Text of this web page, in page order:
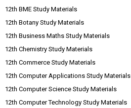
12th BME Study Materials
12th Botany Study Materials
12th Business Maths Study Materials
12th Chemistry Study Materials
12th Commerce Study Materials
12th Computer Applications Study Materials
12th Computer Science Study Materials
12th Computer Technology Study Materials